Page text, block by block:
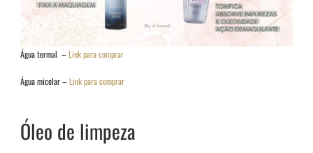
Água termal –Link para comprar
Água micelar –Link para comprar
Óleo de limpeza